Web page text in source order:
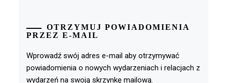
OTRZYMUJ POWIADOMIENIA
PRZEZ E-MAIL
Wprowadź swój adres e-mail aby otrzymywać
powiadomienia o nowych wydarzeniach i relacjach z
wydarzeń na swoją skrzynkę mailową.